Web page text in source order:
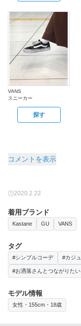
VANS
スニーカー
探す
コメントを表示
2020.2.22
着用ブランド
Kastane GU VANS
タグ
#シンプルコーデ #カジ
#お洒落さんとつながりたい
モデル情報
女性・155cm・18歳